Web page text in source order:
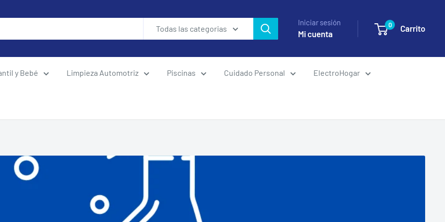
Todas las categorias
Iniciar sesión
Mi cuenta
0 Carrito
y Bebé Limpieza Automotriz Piscinas Cuidado Personal ElectroHogar